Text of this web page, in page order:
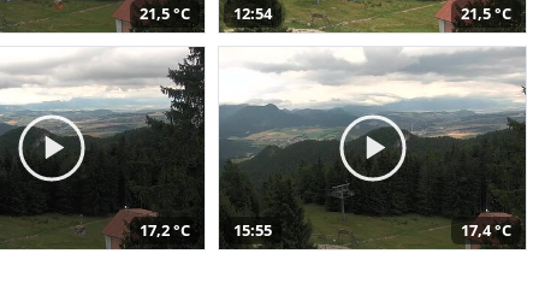
21,5 °C 12:54 21,5 °C
17,2 °C 15:55 17,4 °C